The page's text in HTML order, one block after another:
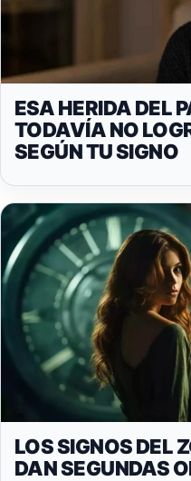
ESA HERIDA DEL
TODAVÍA NO
SEGÚN TU SIGNO
LOS SIGNOS DEL
DAN SEGUNDAS